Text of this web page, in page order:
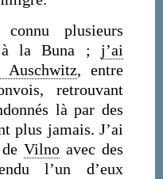
plusieurs
à la Buna ; j’ai
, entre
retrouvant
là par des
plus jamais. J’ai
Vilno avec des
l’un d’eux